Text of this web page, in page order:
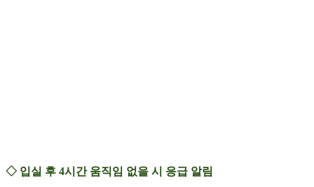
◇ 입실 후 4시간 움직임 없을 시 응급 알림